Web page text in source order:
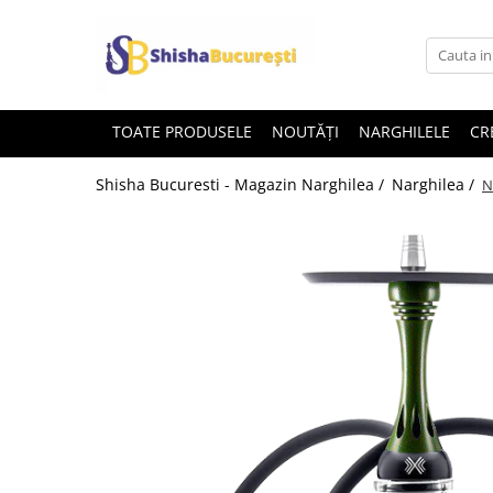
TOATE PRODUSELE NOUTĂȚI NARGHILELE
Shisha Bucuresti - Magazin Narghilea / Narghilea /